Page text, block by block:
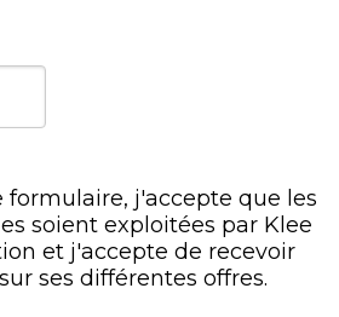
formulaire, j'accepte que les
soient exploitées par Klee
et j'accepte de recevoir
ses différentes offres.